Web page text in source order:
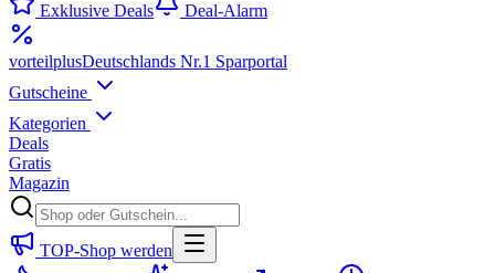
Exklusive Deals
Deal-Alarm
vorteilplusDeutschlands Nr.1 Sparportal
Gutscheine
Kategorien
Deals
Gratis
Magazin
TOP-Shop werden